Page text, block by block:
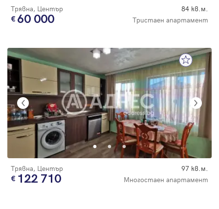
Трявна, Център 84 кв.м.
60 000 Тристаен апартамент
Трявна, Център 97 кв.м.
122 710 Многостаен апартамент